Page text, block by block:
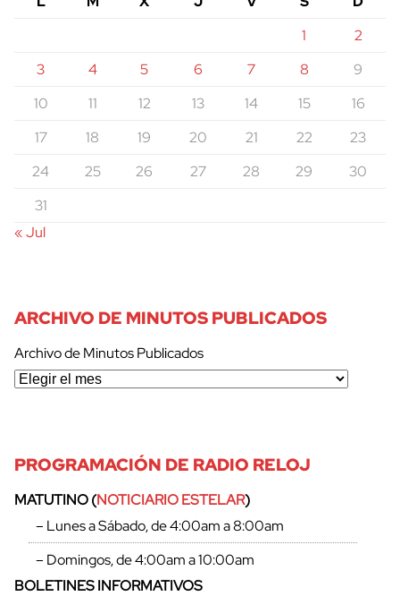
1
2
3
4 5 6 7 8
9
10
11 12 13 14 15
16
17
18 19 20 21 22
23
24
25 26 27 28 29
30
31
« Jul
ARCHIVO DE MINUTOS PUBLICADOS
Archivo de Minutos Publicados
PROGRAMACIÓN DE RADIO RELOJ
MATUTINO (NOTICIARIO ESTELAR)
– Lunes a Sábado, de 4:00am a 8:00am
– Domingos, de 4:00am a 10:00am
BOLETINES INFORMATIVOS